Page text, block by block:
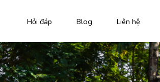
Hỏi đáp Blog Liên hệ